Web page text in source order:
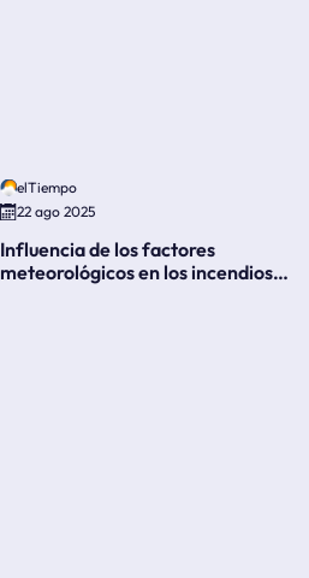
elTiempo
22 ago 2025
Influencia de los factores
meteorológicos en los incendios